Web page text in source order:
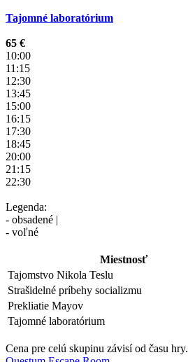
Tajomné laboratórium
65 €
10:00
11:15
12:30
13:45
15:00
16:15
17:30
18:45
20:00
21:15
22:30
Legenda:
- obsadené |
- voľné
Miestnosť
Tajomstvo Nikola Teslu
Strašidelné príbehy socializmu
Prekliatie Mayov
Tajomné laboratórium
Cena pre celú skupinu závisí od času hry.